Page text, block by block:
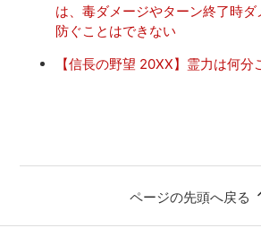
は、毒ダメージやターン終了時
防ぐことはできない
【信長の野望 20XX】霊力は何
ページの先頭へ戻る